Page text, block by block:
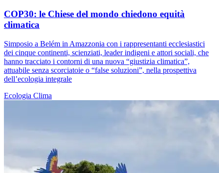
COP30: le Chiese del mondo chiedono equità
climatica
Simposio a Belém in Amazzonia con i rappresentanti ecclesiastici
dei cinque continenti, scienziati, leader indigeni e attori sociali, che
hanno tracciato i contorni di una nuova “giustizia climatica”,
attuabile senza scorciatoie o “false soluzioni”, nella prospettiva
dell’ecologia integrale
Ecologia Clima